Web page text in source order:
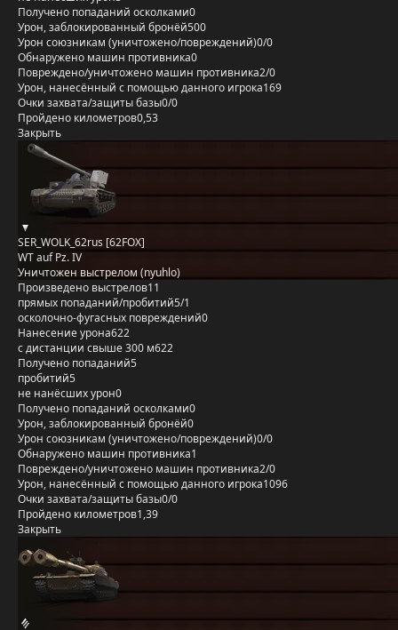
Получено попаданий осколками0
Урон, заблокированный бронёй500
Урон союзникам (уничтожено/повреждений)0/0
Обнаружено машин противника0
Повреждено/уничтожено машин противника2/0
Урон, нанесённый с помощью данного игрока169
Очки захвата/защиты базы0/0
Пройдено километров0,53
Закрыть
SER_WOLK_62rus [62FOX]
WT auf Pz. IV
Уничтожен выстрелом (nyuhlo)
Произведено выстрелов11
прямых попаданий/пробитий5/1
осколочно-фугасных повреждений0
Нанесение урона622
с дистанции свыше 300 м622
Получено попаданий5
пробитий5
не нанёсших урон0
Получено попаданий осколками0
Урон, заблокированный бронёй0
Урон союзникам (уничтожено/повреждений)0/0
Обнаружено машин противника1
Повреждено/уничтожено машин противника2/0
Урон, нанесённый с помощью данного игрока1096
Очки захвата/защиты базы0/0
Пройдено километров1,39
Закрыть